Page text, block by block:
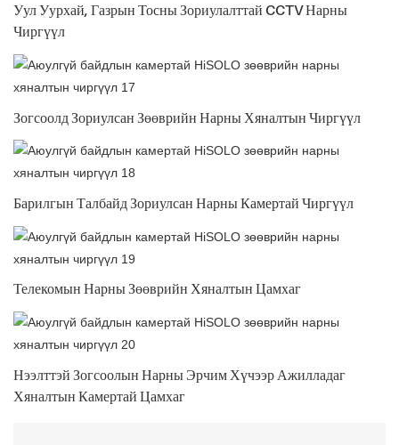
Уул Уурхай, Газрын Тосны Зориулалттай CCTV Нарны
Чиргүүл
Зогсоолд Зориулсан Зөөврийн Нарны Хяналтын Чиргүүл
Барилгын Талбайд Зориулсан Нарны Камертай Чиргүүл
Телекомын Нарны Зөөврийн Хяналтын Цамхаг
Нээлттэй Зогсоолын Нарны Эрчим Хүчээр Ажилладаг
Хяналтын Камертай Цамхаг